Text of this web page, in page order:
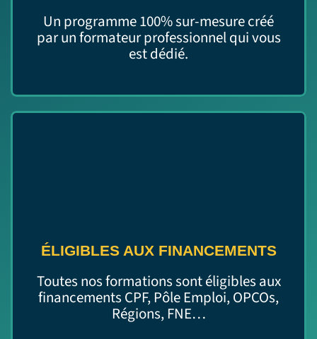
Un programme 100% sur-mesure créé
par un formateur professionnel qui vous
est dédié.
ÉLIGIBLES AUX FINANCEMENTS
Toutes nos formations sont éligibles aux
financements CPF, Pôle Emploi, OPCOs,
Régions, FNE…